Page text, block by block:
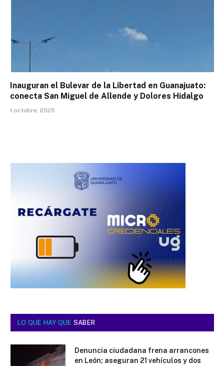
Inauguran el Bulevar de la Libertad en Guanajuato:
conecta San Miguel de Allende y Dolores Hidalgo
1 octubre, 2025
LO QUE HAY QUE SABER
Denuncia ciudadana frena arrancones
en León; aseguran 21 vehículos y dos